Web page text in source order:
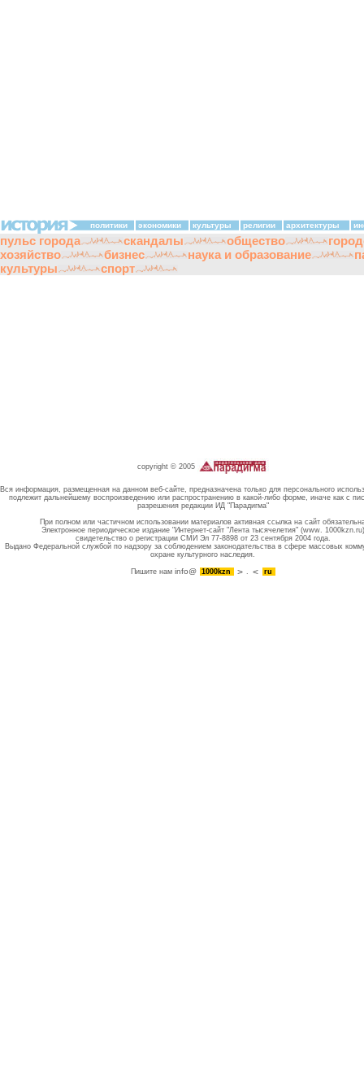
политики экономики культуры религии архитектуры
пульс города скандалы общество
хозяйство
бизнес наука и образование
культуры
спорт
copyright © 2005
Вся информация, размещенная на данном веб-сайте, предназначена только для персонального
подлежит дальнейшему воспроизведению или распространению в какой-либо форме, иначе как с
разрешения редакции ИД "Парадигма"
При полном или частичном использовании материалов активная ссылка на сайт
Электронное периодическое издание "Интернет-сайт "Лента тысячелетия" (www. 1000kzn.ru)
свидетельство о регистрации СМИ Эл 77-8898 от 23 сентября 2004 года.
Выдано Федеральной службой по надзору за соблюдением законодательства в сфере массовых
охране культурного наследия.
Пишите намinfo@ 1000kzn . ru